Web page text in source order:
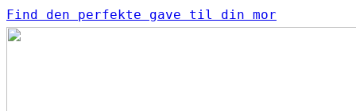
Find den perfekte gave til din mor